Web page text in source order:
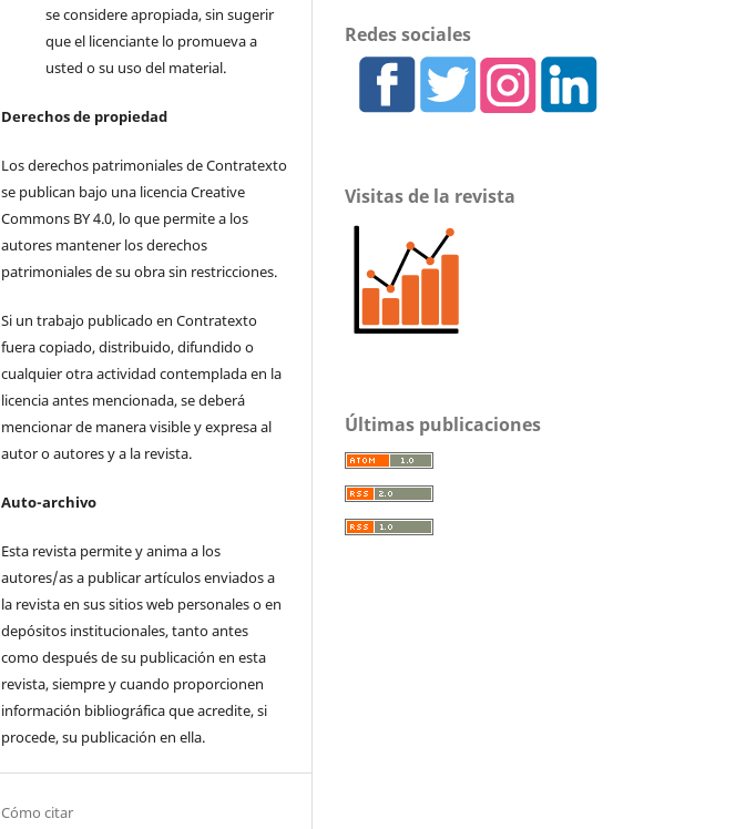
se considere apropiada, sin sugerir
que el licenciante lo promueva a
usted o su uso del material.
Derechos de propiedad
Los derechos patrimoniales de Contratexto
se publican bajo una licencia Creative
Commons BY 4.0, lo que permite a los
autores mantener los derechos
patrimoniales de su obra sin restricciones.
Si un trabajo publicado en Contratexto
fuera copiado, distribuido, difundido o
cualquier otra actividad contemplada en la
licencia antes mencionada, se deberá
mencionar de manera visible y expresa al
autor o autores y a la revista.
Auto-archivo
Esta revista permite y anima a los
autores/as a publicar artículos enviados a
la revista en sus sitios web personales o en
depósitos institucionales, tanto antes
como después de su publicación en esta
revista, siempre y cuando proporcionen
información bibliográfica que acredite, si
procede, su publicación en ella.
Cómo citar
Redes sociales
Visitas de la revista
Últimas publicaciones